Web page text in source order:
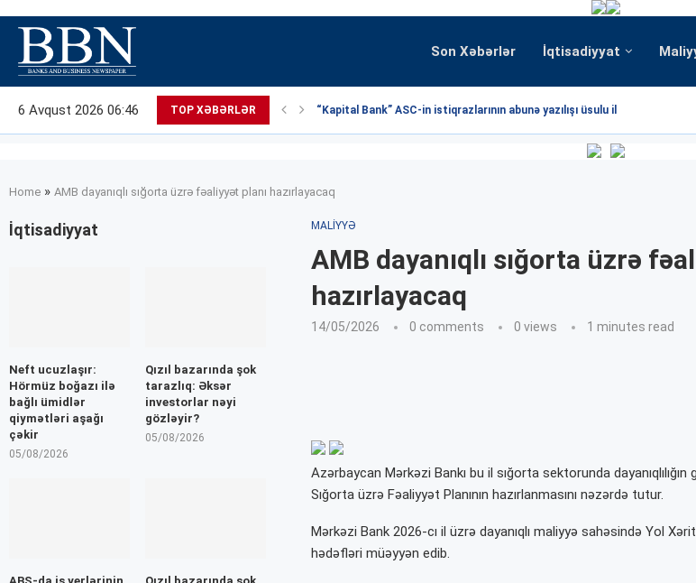
Son Xəbərlər İqtisadiyyat
6 Avqust 2026 06:46 TOP XƏBƏRLƏR “Kapital Bank” ASC-in istiqrazlarının abunə yazılışı üsulu ilə...
Home » AMB dayanıqlı sığorta üzrə fəaliyyət planı hazırlayacaq
MALIYYƏ
AMB dayanıqlı sığorta üzrə
hazırlayacaq
14/05/2026 0 comments 0 views 1 minutes read
Azərbaycan Mərkəzi Bankı bu il sığorta sektorunda
Sığorta üzrə Fəaliyyət Planının hazırlanmasını nəzərdə tutur.
Mərkəzi Bank 2026-cı il üzrə dayanıqlı maliyyə sahəsində Yol
hədəfləri müəyyən edib.
İqtisadiyyat
Neft ucuzlaşır:
Hörmüz boğazı ilə
bağlı ümidlər
qiymətləri aşağı
çəkir
05/08/2026
Qızıl bazarında şok
tarazlıq: Əksər
investorlar nəyi
gözləyir?
05/08/2026